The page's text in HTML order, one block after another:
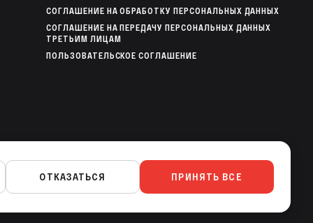
СОГЛАШЕНИЕ НА ОБРАБОТКУ ПЕРСОНАЛЬНЫХ ДАННЫХ
СОГЛАШЕНИЕ НА ПЕРЕДАЧУ ПЕРСОНАЛЬНЫХ ДАННЫХ
ТРЕТЬИМ ЛИЦАМ
ПОЛЬЗОВАТЕЛЬСКОЕ СОГЛАШЕНИЕ
МОБИЛЬНЫЕ ПРИЛОЖЕНИЯ
ОТКАЗАТЬСЯ ПРИНЯТЬ ВСЕ